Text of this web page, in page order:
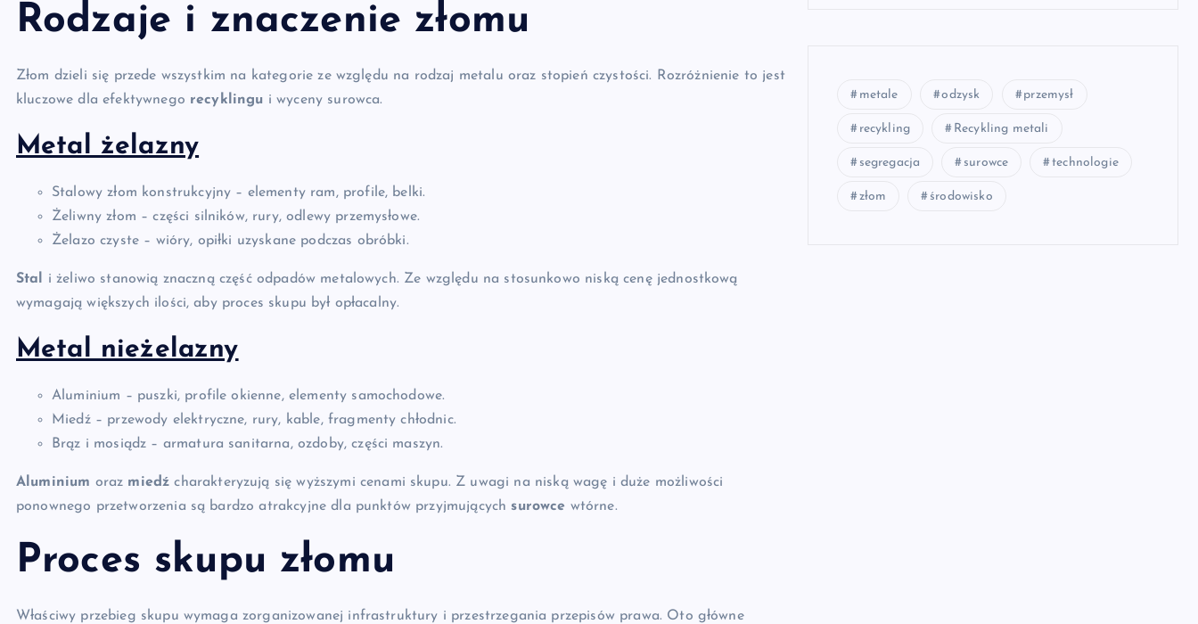
Rodzaje i znaczenie złomu
Złom dzieli się przede wszystkim na kategorie ze względu na rodzaj metalu oraz stopień czystości. Rozróżnienie to jest
kluczowe dla efektywnego recyklingu i wyceny surowca.
Metal żelazny
Stalowy złom konstrukcyjny – elementy ram, profile, belki.
Żeliwny złom – części silników, rury, odlewy przemysłowe.
Żelazo czyste – wióry, opiłki uzyskane podczas obróbki.
Stal
i żeliwo stanowią znaczną część odpadów metalowych. Ze względu na stosunkowo niską cenę jednostkową
wymagają większych ilości, aby proces skupu był opłacalny.
Metal nieżelazny
Aluminium – puszki, profile okienne, elementy samochodowe.
Miedź – przewody elektryczne, rury, kable, fragmenty chłodnic.
Brąz i mosiądz – armatura sanitarna, ozdoby, części maszyn.
Aluminium oraz miedź charakteryzują się wyższymi cenami skupu. Z uwagi na niską wagę i duże możliwości
ponownego przetworzenia są bardzo atrakcyjne dla punktów przyjmujących surowce wtórne.
Proces skupu złomu
Właściwy przebieg skupu wymaga zorganizowanej infrastruktury i przestrzegania przepisów prawa. Oto główne
metale odzysk przemysł
recykling Recykling metali
segregacja surowce technologie
złom środowisko